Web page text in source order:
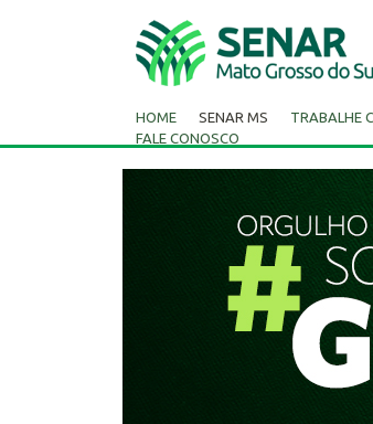
HOME SENAR MS TRABALHE
FALE CONOSCO